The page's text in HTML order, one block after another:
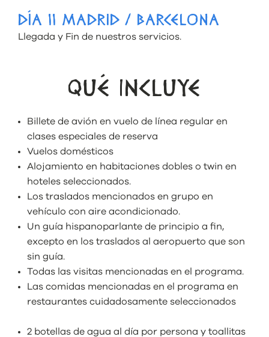
DÍA 11 MADRID / BARCELONA
Llegada y Fin de nuestros servicios.
QUÉ INCLUYE
Billete de avión en vuelo de línea regular en
clases especiales de reserva
Vuelos domésticos
Alojamiento en habitaciones dobles o twin en
hoteles seleccionados.
Los traslados mencionados en grupo en
vehículo con aire acondicionado.
Un guía hispanoparlante de principio a fin,
excepto en los traslados al aeropuerto que son
sin guía.
Todas las visitas mencionadas en el programa.
Las comidas mencionadas en el programa en
restaurantes cuidadosamente seleccionados
2 botellas de agua al día por persona y toallitas